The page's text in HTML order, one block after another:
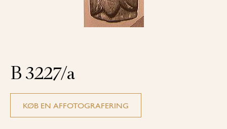
B 3227/a
KØB EN AFFOTOGRAFERING